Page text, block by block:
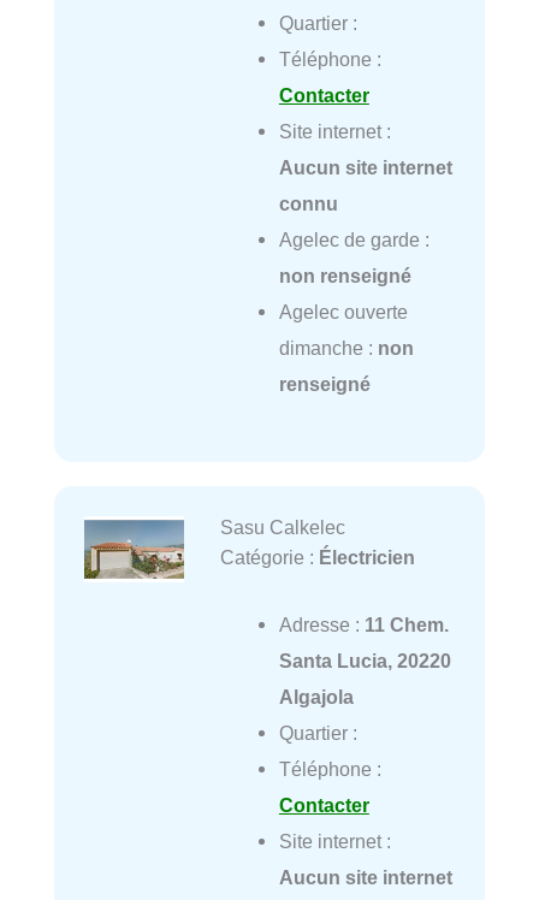
Quartier :
Téléphone :
Contacter
Site internet :
Aucun site internet
connu
Agelec de garde :
non renseigné
Agelec ouverte
dimanche : non
renseigné
Sasu Calkelec
Catégorie : Électricien
Adresse : 11 Chem.
Santa Lucia, 20220
Algajola
Quartier :
Téléphone :
Contacter
Site internet :
Aucun site internet